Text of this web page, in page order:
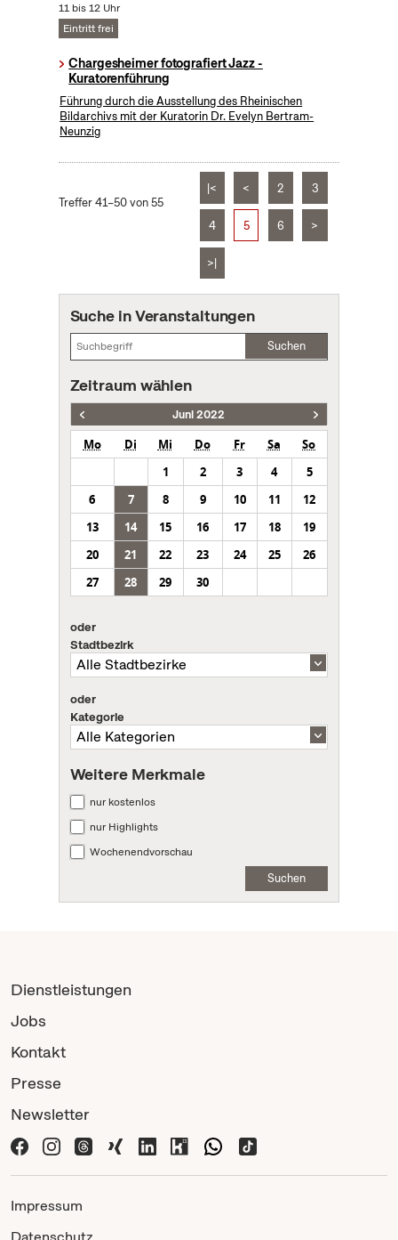
11 bis 12 Uhr
Eintritt frei
Chargesheimer fotografiert Jazz -
Kuratorenführung
Führung durch die Ausstellung des Rheinischen
Bildarchivs mit der Kuratorin Dr. Evelyn Bertram-
Neunzig
Treffer 41–50 von 55
|< < 2 3
4 5 6 >
>|
Suche in Veranstaltungen
Suchen
Zeitraum wählen
Juni 2022
Mo Di Mi Do Fr Sa
So
1
2 3 4
5
6
7 8 9 10 11
12
13
14 15 16 17 18
19
20
21 22 23 24 25
26
27
28 29 30
oder
Stadtbezirk
oder
Kategorie
Weitere Merkmale
nur kostenlos
nur Highlights
Wochenendvorschau
Suchen
Dienstleistungen
Jobs
Kontakt
Presse
Newsletter
Impressum